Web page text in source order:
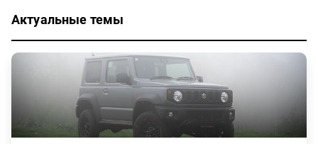
Актуальные темы